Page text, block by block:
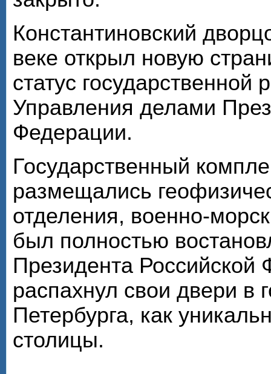
Константиновский
веке открыл новую
статус государственной
Управления делами
Федерации.
Государственный
размещались
отделения, военно-
был полностью
Президента
распахнул свои двери в
Петербурга, как
столицы.